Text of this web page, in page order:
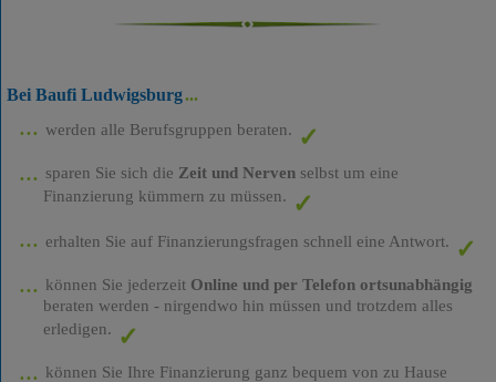
Bei Baufi Ludwigsburg
werden alle Berufsgruppen beraten.
sparen Sie sich die Zeit und Nervenselbst um eine
Finanzierung kümmern zu müssen.
erhalten Sie auf Finanzierungsfragen schnell eine Antwort.
können Sie jederzeit Online und per Telefon ortsunabhängig
beraten werden - nirgendwo hin müssen und trotzdem alles
erledigen.
können Sie Ihre Finanzierung ganz bequem von zu Hause